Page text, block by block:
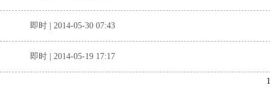
即时 | 2014-05-30 07:43
即时 | 2014-05-19 17:17
1